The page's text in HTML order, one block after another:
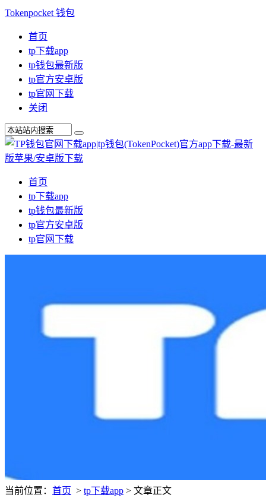
Tokenpocket 钱包
首页
tp下载app
tp钱包最新版
tp官方安卓版
tp官网下载
关闭
首页
tp下载app
tp钱包最新版
tp官方安卓版
tp官网下载
当前位置： 首页 > tp下载app > 文章正文